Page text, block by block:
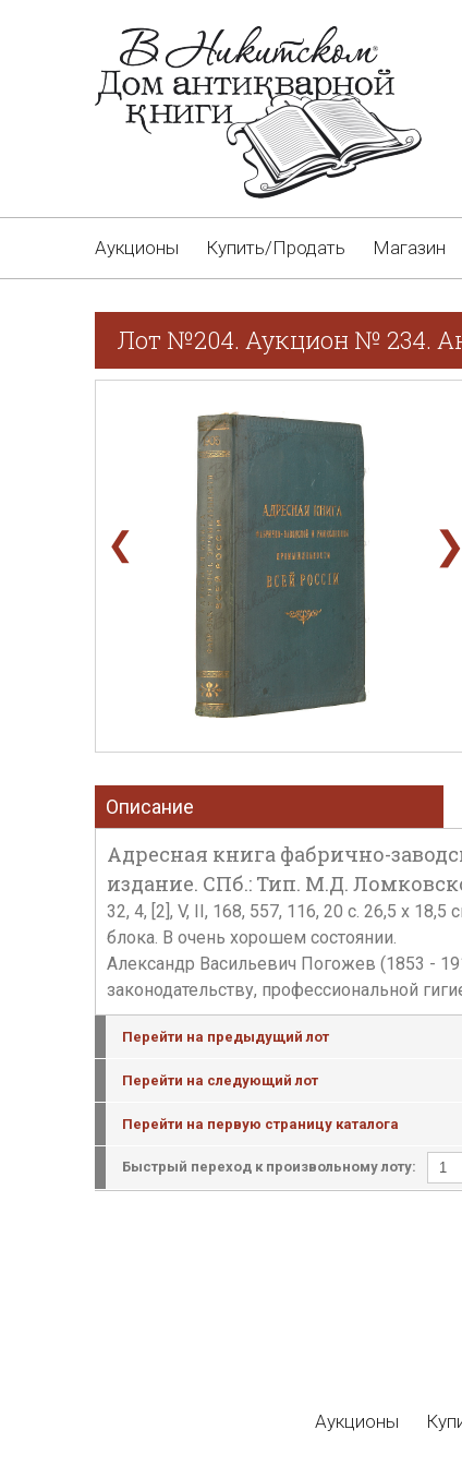
Аукционы Купить/Продать Магазин
Лот №204. Аукцион № 234.
❮ ❯
Описание
Адресная книга фабрично-
издание. СПб.: Тип. М.Д.
32, 4, [2], V, II, 168, 557, 116, 20 c. 26,5 х
блока. В очень хорошем состоянии.
Александр Васильевич Погожев (1853 -
законодательству, профессиональной
Перейти на предыдущий лот
Перейти на следующий лот
Перейти на первую страницу каталога
Быстрый переход к произвольному лоту:
Аукционы